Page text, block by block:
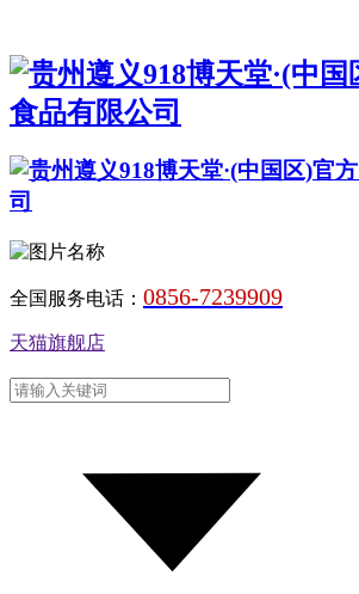
全国服务电话： 0856-7239909
天猫旗舰店